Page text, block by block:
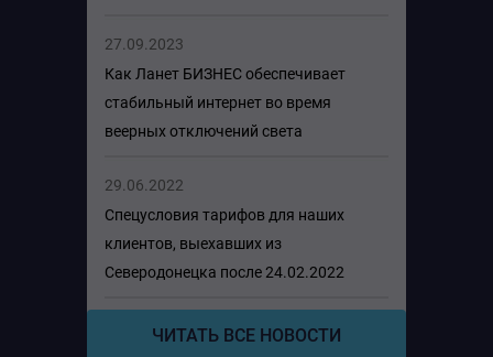
27.09.2023
Как Ланет БИЗНЕС обеспечивает
стабильный интернет во время
веерных отключений света
29.06.2022
Спецусловия тарифов для наших
клиентов, выехавших из
Северодонецка после 24.02.2022
ЧИТАТЬ ВСЕ НОВОСТИ